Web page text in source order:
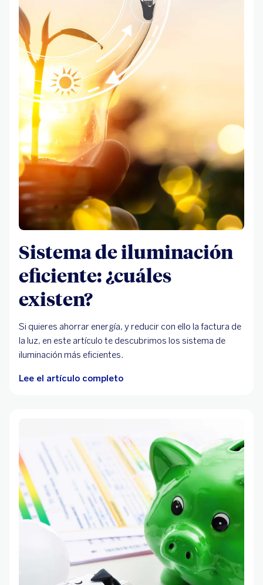
Sistema de iluminación
eficiente: ¿cuáles
existen?
Si quieres ahorrar energía, y reducir con ello la factura de
la luz, en este artículo te descubrimos los sistema de
iluminación más eficientes.
Lee el artículo completo